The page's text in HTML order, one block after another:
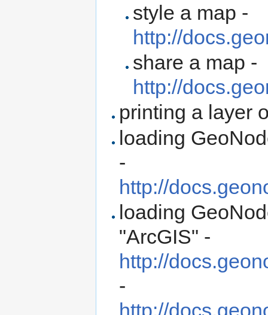
style a map -
http://
share a map -
http://
printing a layer
loading
-
http://
loading
"ArcGIS" -
http://
-
http://